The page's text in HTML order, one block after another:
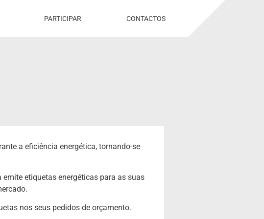
PARTICIPAR CONTACTOS
a eficiência energética, tornando-se
etiquetas energéticas para as suas
nos seus pedidos de orçamento.